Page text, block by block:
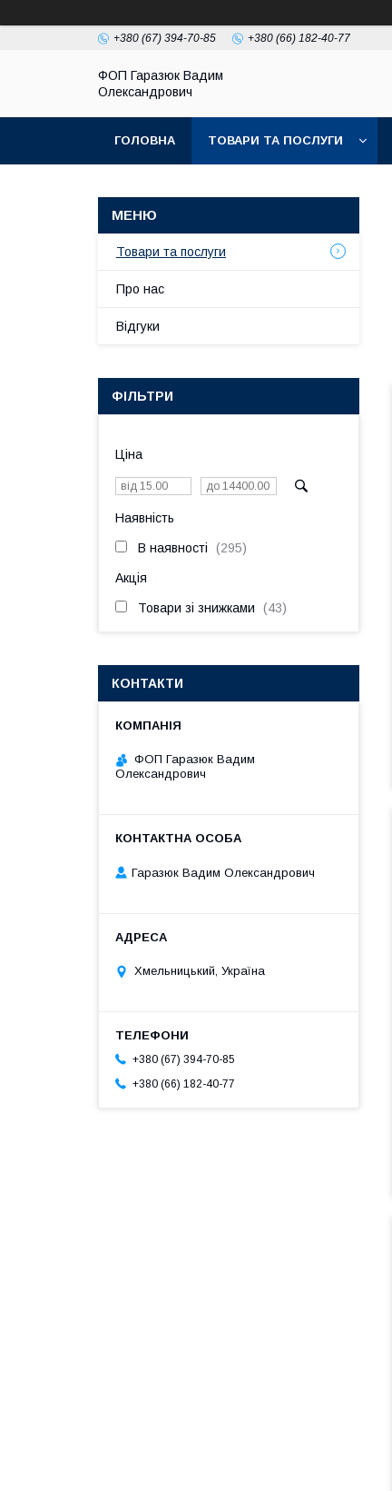
+380 (67) 394-70-85 +380 (66) 182-40-77
ФОП Гаразюк Вадим
Олександрович
ГОЛОВНА ТОВАРИ ТА ПОСЛУГИ
Товари та послуги
Про нас
Відгуки
ФІЛЬТРИ
Ціна
Наявність
В наявності 295
Акція
Товари зі знижками 43
КОНТАКТИ
ФОП Гаразюк Вадим
Олександрович
Гаразюк Вадим Олександрович
Хмельницький, Україна
+380 (67) 394-70-85
+380 (66) 182-40-77